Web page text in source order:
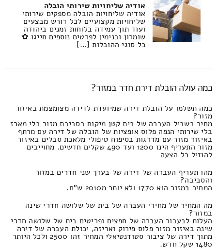
אודיה שליחויות שירותי הובלה
אודיה שליחויות הובלה מספקים שירותי
שליחויות מקצועיים לכל דורש מבצעים
ועוד תוך עמידה בלוחות זמנים ביהודה
שומרון ובנימין לפרטים נוספים חייגו ✿
כל סוגי ההובלות […]
כמה עולה הובלת דירת חדר במזור?
כמה תשלמו על הובלת דירה שמיועדת לדירה מצומצמת באיזור
מזור?
מחיר בשביל העברה של בית קטן מיקום בסביבת מזור בלי מארז
בלי שירותי הנפה פלוס אופציות של הובלה של דירה עם מרתף
באיזור מזור עם מדרגות בסיפוח טיפולי מלאכת סבלים באיזור
מזור התעריף הינו 1200 ועד 490 שקלים חדשים. מחוייבים
להוזיל כל הצעה
מהו תעריף העברה של דירה של בערך שני חדרים במזור
והסביבה?
המחיר במזור הוא 1770 ולא יותר מ2010 ש"ח.
מה המחיר של מחירי העברה של בית של שלושה חדרי שינה
במזור?
העלות לבעבור העברה של חפצים ופריטים בית של שלושה חדרי
שינה באיזור מזור פלוס פירוק ואריזה, יכולת העברה של דירה
מתוך דירה של ציבור סטודנטיאלי המחיר זהו 2500 ולכל היותר
1480 שקל חדש.